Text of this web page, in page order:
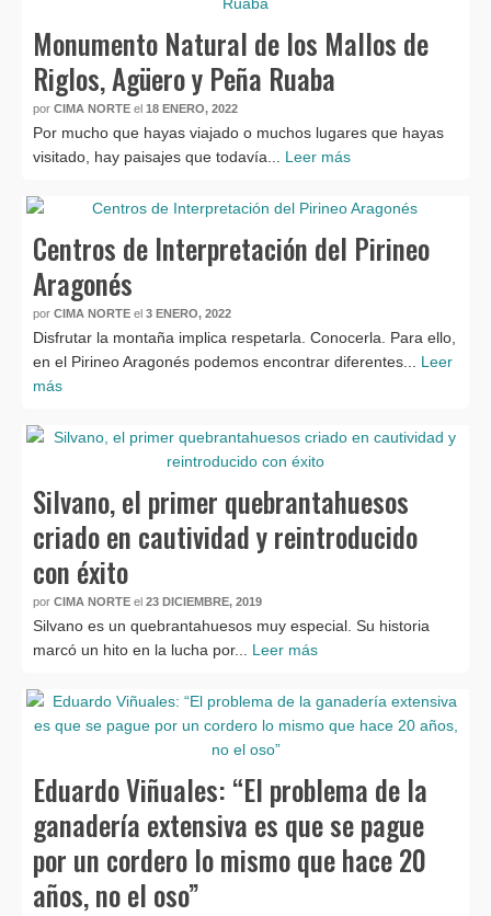
Monumento Natural de los Mallos de
Riglos, Agüero y Peña Ruaba
por CIMA NORTE el 18 ENERO, 2022
Por mucho que hayas viajado o muchos lugares que hayas
visitado, hay paisajes que todavía... Leer más
Centros de Interpretación del Pirineo
Aragonés
por CIMA NORTE el 3 ENERO, 2022
Disfrutar la montaña implica respetarla. Conocerla. Para ello,
en el Pirineo Aragonés podemos encontrar diferentes... Leer
más
Silvano, el primer quebrantahuesos
criado en cautividad y reintroducido
con éxito
por CIMA NORTE el 23 DICIEMBRE, 2019
Silvano es un quebrantahuesos muy especial. Su historia
marcó un hito en la lucha por... Leer más
Eduardo Viñuales: “El problema de la
ganadería extensiva es que se pague
por un cordero lo mismo que hace 20
años, no el oso”